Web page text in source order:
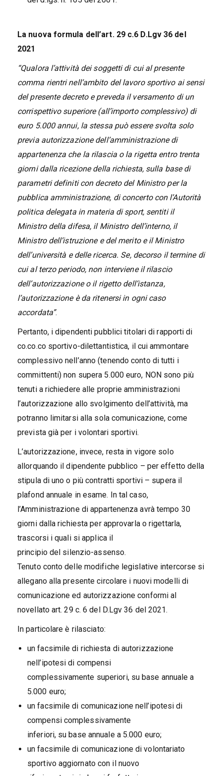
La nuova formula dell’art. 29 c.6 D.Lgv 36 del
2021
“Qualora l’attività dei soggetti di cui al presente
comma rientri nell’ambito del lavoro sportivo ai sensi
del presente decreto e preveda il versamento di un
corrispettivo superiore (all’importo complessivo) di
euro 5.000 annui, la stessa può essere svolta solo
previa autorizzazione dell’amministrazione di
appartenenza che la rilascia o la rigetta entro trenta
giorni dalla ricezione della richiesta, sulla base di
parametri definiti con decreto del Ministro per la
pubblica amministrazione, di concerto con l’Autorità
politica delegata in materia di sport, sentiti il
Ministro della difesa, il Ministro dell’interno, il
Ministro dell’istruzione e del merito e il Ministro
dell’università e delle ricerca. Se, decorso il termine di
cui al terzo periodo, non interviene il rilascio
dell’autorizzazione o il rigetto dell’istanza,
l’autorizzazione è da ritenersi in ogni caso
accordata”.
Pertanto, i dipendenti pubblici titolari di rapporti di
co.co.co sportivo-dilettantistica, il cui ammontare
complessivo nell’anno (tenendo conto di tutti i
committenti) non supera 5.000 euro, NON sono più
tenuti a richiedere alle proprie amministrazioni
l’autorizzazione allo svolgimento dell’attività, ma
potranno limitarsi alla sola comunicazione, come
prevista già per i volontari sportivi.
L’autorizzazione, invece, resta in vigore solo
allorquando il dipendente pubblico – per effetto della
stipula di uno o più contratti sportivi – supera il
plafond annuale in esame. In tal caso,
l’Amministrazione di appartenenza avrà tempo 30
giorni dalla richiesta per approvarla o rigettarla,
trascorsi i quali si applica il
principio del silenzio-assenso.
Tenuto conto delle modifiche legislative intercorse si
allegano alla presente circolare i nuovi modelli di
comunicazione ed autorizzazione conformi al
novellato art. 29 c. 6 del D.Lgv 36 del 2021.
In particolare è rilasciato:
un facsimile di richiesta di autorizzazione
nell’ipotesi di compensi
complessivamente superiori, su base annuale a
5.000 euro;
un facsimile di comunicazione nell’ipotesi di
compensi complessivamente
inferiori, su base annuale a 5.000 euro;
un facsimile di comunicazione di volontariato
sportivo aggiornato con il nuovo